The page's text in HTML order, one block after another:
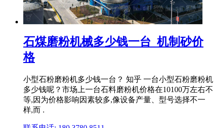
石煤磨粉机械多少钱一台_机制砂价
格
小型石粉磨粉机多少钱一台？ 知乎 一台小型石粉磨粉机
多少钱呢？市场上一台石料磨粉机价格在10100万左右不
等,因为价格影响因素较多,像设备产量、型号选择不一
样,而 .